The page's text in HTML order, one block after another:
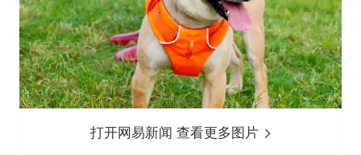
打开网易新闻 查看更多图片